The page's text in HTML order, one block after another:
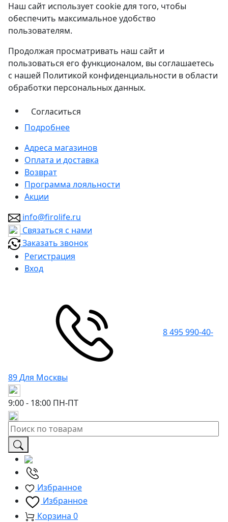
Наш сайт использует cookie для того, чтобы
обеспечить максимальное удобство
пользователям.
Продолжая просматривать наш сайт и
пользоваться его функционалом, вы соглашаетесь
с нашей Политикой конфиденциальности в области
обработки персональных данных.
Согласиться
Подробнее
Адреса магазинов
Оплата и доставка
Возврат
Программа лояльности
Акции
info@firolife.ru
Связаться с нами
Заказать звонок
Регистрация
Вход
8 495 990-40-
89Для Москвы
9:00 - 18:00 ПН-ПТ
Избранное
Избранное
Корзина 0